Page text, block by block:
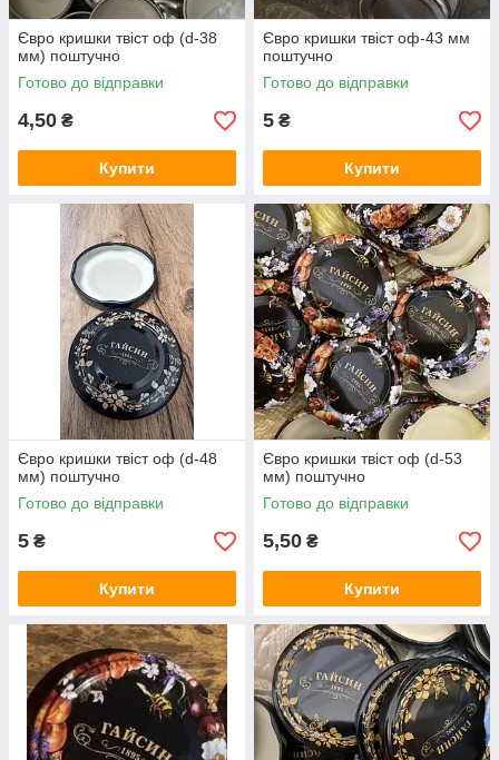
Євро кришки твіст оф (d-38
мм) поштучно
Готово до відправки
4,50 ₴
Купити
Євро кришки твіст оф-43 мм
поштучно
Готово до відправки
5 ₴
Купити
Євро кришки твіст оф (d-48
мм) поштучно
Готово до відправки
5 ₴
Купити
Євро кришки твіст оф (d-53
мм) поштучно
Готово до відправки
5,50 ₴
Купити